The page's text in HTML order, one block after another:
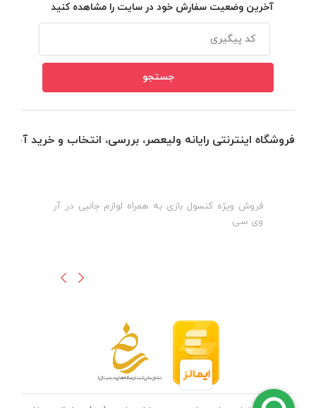
آخرین وضعیت سفارش خود در سایت را مشاهده کنید
فروشگاه اینترنتی رایانه ولیعصر، بررسی، انتخاب و خرید
فروش ویژه کنسول بازی به همراه لوازم جانبی در آر
وی سی